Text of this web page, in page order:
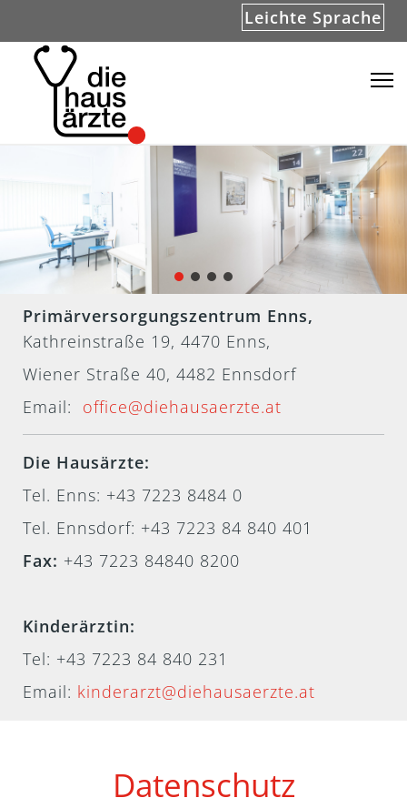
Leichte Sprache
Primärversorgungszentrum Enns,
Kathreinstraße 19, 4470 Enns,
Wiener Straße 40, 4482 Ennsdorf
Email: office@diehausaerzte.at
Die Hausärzte:
Tel. Enns: +43 7223 8484 0
Tel. Ennsdorf: +43 7223 84 840 401
Fax: +43 7223 84840 8200
Kinderärztin:
Tel: +43 7223 84 840 231
Email: kinderarzt@diehausaerzte.at
Datenschutz